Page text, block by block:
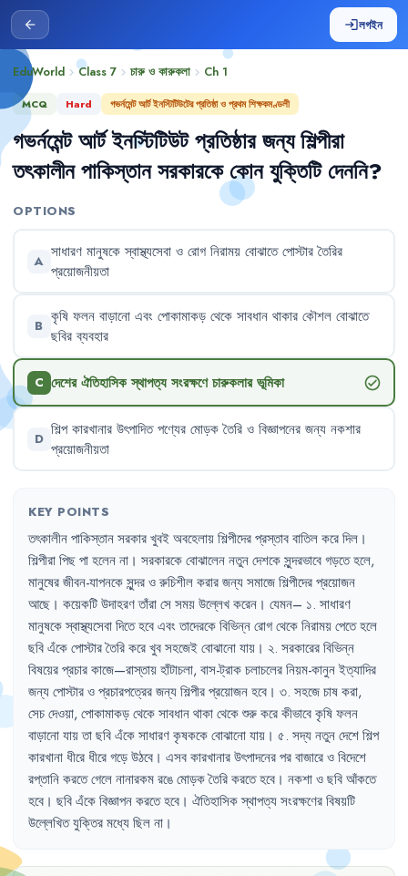
arrow_back loginলগইন
EduWorld chevron_rightClass 7 chevron_right চারু ও কারুকলা chevron_right Ch 1
MCQ Hard গভর্নমেন্ট আর্ট ইনস্টিটিউটের প্রতিষ্ঠা ও প্রথম শিক্ষকমণ্ডলী
গভর্নমেন্ট আর্ট ইনস্টিটিউট প্রতিষ্ঠার জন্য শিল্পীরা
তৎকালীন পাকিস্তান সরকারকে কোন যুক্তিটি দেননি?
OPTIONS
A সাধারণ মানুষকে স্বাস্থ্যসেবা ও রোগ নিরাময় বোঝাতে পোস্টার তৈরির
প্রয়োজনীয়তা
B কৃষি ফলন বাড়ানো এবং পোকামাকড় থেকে সাবধান থাকার কৌশল বোঝাতে
ছবির ব্যবহার
C দেশের ঐতিহাসিক স্থাপত্য সংরক্ষণে চারুকলার ভূমিকা check_circle
D শিল্প কারখানার উৎপাদিত পণ্যের মোড়ক তৈরি ও বিজ্ঞাপনের জন্য নকশার
প্রয়োজনীয়তা
KEY POINTS
তৎকালীনপাকিস্তানসরকারখুবইঅবহেলায়শিল্পীদেরপ্রস্তাববাতিলকরেদিল ।
শিল্পীরাপিছপাহলেননা । সরকারকেবোঝালেননতুনদেশকেসুন্দরভাবেগড়তেহলে,
মানুষেরজীবন-যাপনকেসুন্দরওরুচিশীলকরারজন্যসমাজেশিল্পীদেরপ্রয়োজন
আছে । কয়েকটিউদাহরণতাঁরাসেসময়উল্লেখকরেন । যেমন– ১. সাধারণ
মানুষকেস্বাস্থ্যসেবাদিতেহবেএবং তাদেরকেবিভিন্নরোগথেকেনিরাময়পেতেহলে
ছবিএঁকেপোস্টারতৈরিকরেখুবসহজেইবোঝানোযায় । ২. সরকারেরবিভিন্ন
বিষয়েরপ্রচারকাজে—রাস্তায়হাঁটাচলা, বাস-ট্রাকচলাচলেরনিয়ম-কানুনইত্যাদির
জন্যপোস্টারওপ্রচারপত্রেরজন্যশিল্পীরপ্রয়োজনহবে । ৩. সহজেচাষকরা,
সেচদেওয়া, পোকামাকড়থেকেসাবধানথাকাথেকেশুরুকরেকীভাবেকৃষিফলন
বাড়ানোযায়তাছবিএঁকেসাধারণকৃষককেবোঝানোযায় । ৫. সদ্যনতুনদেশেশিল্প
কারখানাধীরেধীরেগড়েউঠবে । এসবকারখানারউৎপাদনেরপরবাজারেওবিদেশে
রপ্তানিকরতেগেলেনানারকমরঙেমোড়কতৈরিকরতেহবে । নকশাওছবিআঁকতে
হবে । ছবিএঁকেবিজ্ঞাপনকরতেহবে । ঐতিহাসিকস্থাপত্যসংরক্ষণেরবিষয়টি
উল্লেখিতযুক্তিরমধ্যেছিলনা ।